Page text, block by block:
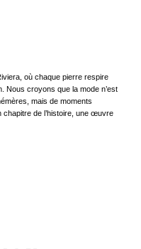
où chaque pierre respire
Nous croyons que la mode n’est
mais de moments
de l’histoire, une œuvre